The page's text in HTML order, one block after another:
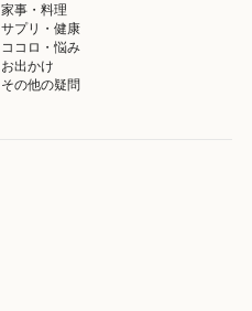
家事・料理
サプリ・健康
ココロ・悩み
お出かけ
その他の疑問